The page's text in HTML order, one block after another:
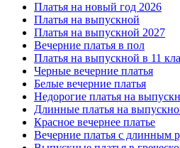
Платья на новый год 2026
Платья на выпускной
Платья на выпускной 2027
Вечерние платья в пол
Платья на выпускной в 11
Черные вечерние платья
Белые вечерние платья
Недорогие платья на
Длинные платья на
Красное вечернее платье
Вечерние платья с длинным